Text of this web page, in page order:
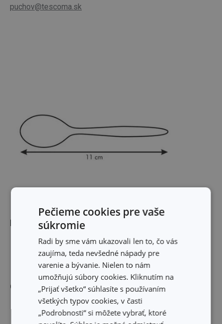
puchov@tescoma.sk
Rozmery
DĹŽKA PRODUKTU (CM)
Ostatné parametre
MATERIÁL nerezová oceľ
Pečieme cookies pre vaše
súkromie
Radi by sme vám ukazovali len to, čo vás
zaujíma, teda nevšedné nápady pre
varenie a bývanie. Nielen to nám
umožňujú súbory cookies. Kliknutím na
„Prijať všetko“ súhlasíte s používaním
všetkých typov cookies, v časti
„Podrobnosti“ si môžete vybrať, ktoré